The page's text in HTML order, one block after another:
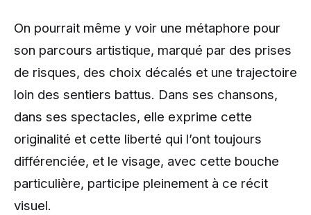
On pourrait même y voir une métaphore pour
son parcours artistique, marqué par des prises
de risques, des choix décalés et une trajectoire
loin des sentiers battus. Dans ses chansons,
dans ses spectacles, elle exprime cette
originalité et cette liberté qui l’ont toujours
différenciée, et le visage, avec cette bouche
particulière, participe pleinement à ce récit
visuel.